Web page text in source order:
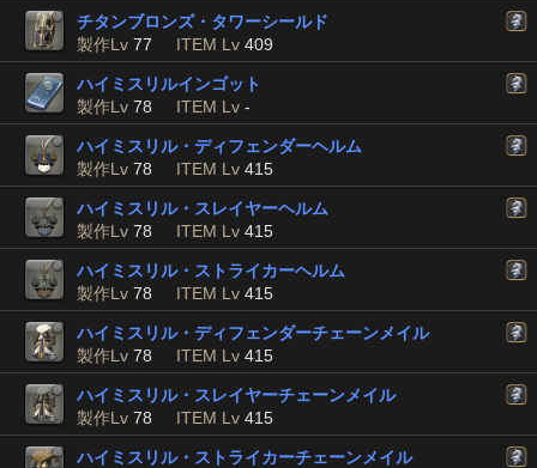
チタンブロンズ・タワーシールド
製作Lv 77 ITEM Lv 409
ハイミスリルインゴット
製作Lv 78 ITEM Lv -
ハイミスリル・ディフェンダーヘルム
製作Lv 78 ITEM Lv 415
ハイミスリル・スレイヤーヘルム
製作Lv 78 ITEM Lv 415
ハイミスリル・ストライカーヘルム
製作Lv 78 ITEM Lv 415
ハイミスリル・ディフェンダーチェーンメイル
製作Lv 78 ITEM Lv 415
ハイミスリル・スレイヤーチェーンメイル
製作Lv 78 ITEM Lv 415
ハイミスリル・ストライカーチェーンメイル